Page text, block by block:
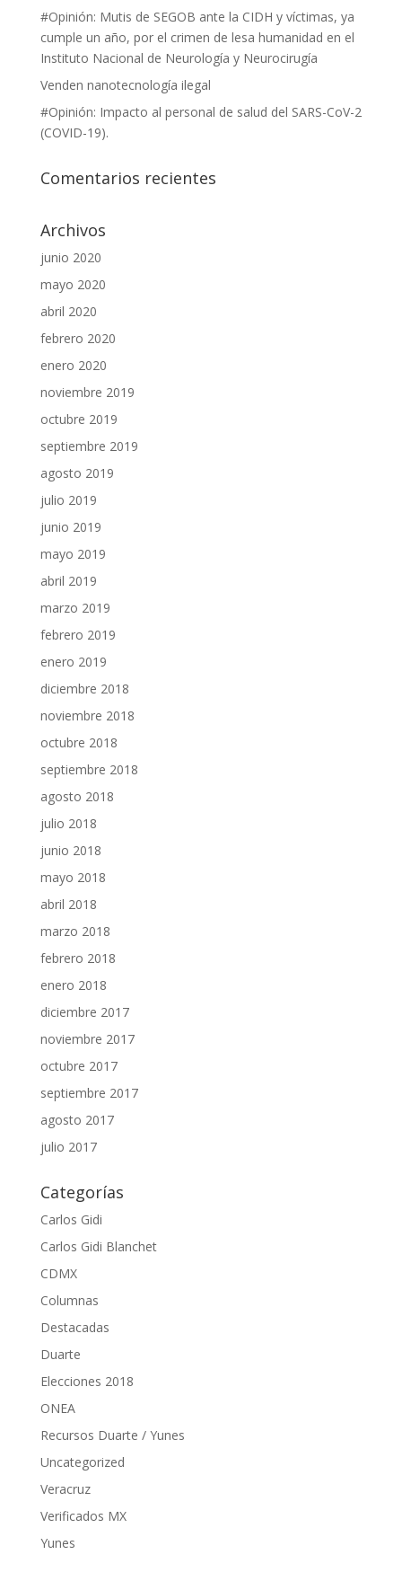
#Opinión: Mutis de SEGOB ante la CIDH y víctimas, ya
cumple un año, por el crimen de lesa humanidad en el
Instituto Nacional de Neurología y Neurocirugía
Venden nanotecnología ilegal
#Opinión: Impacto al personal de salud del SARS-CoV-2
(COVID-19).
Comentarios recientes
Archivos
junio 2020
mayo 2020
abril 2020
febrero 2020
enero 2020
noviembre 2019
octubre 2019
septiembre 2019
agosto 2019
julio 2019
junio 2019
mayo 2019
abril 2019
marzo 2019
febrero 2019
enero 2019
diciembre 2018
noviembre 2018
octubre 2018
septiembre 2018
agosto 2018
julio 2018
junio 2018
mayo 2018
abril 2018
marzo 2018
febrero 2018
enero 2018
diciembre 2017
noviembre 2017
octubre 2017
septiembre 2017
agosto 2017
julio 2017
Categorías
Carlos Gidi
Carlos Gidi Blanchet
CDMX
Columnas
Destacadas
Duarte
Elecciones 2018
ONEA
Recursos Duarte / Yunes
Uncategorized
Veracruz
Verificados MX
Yunes